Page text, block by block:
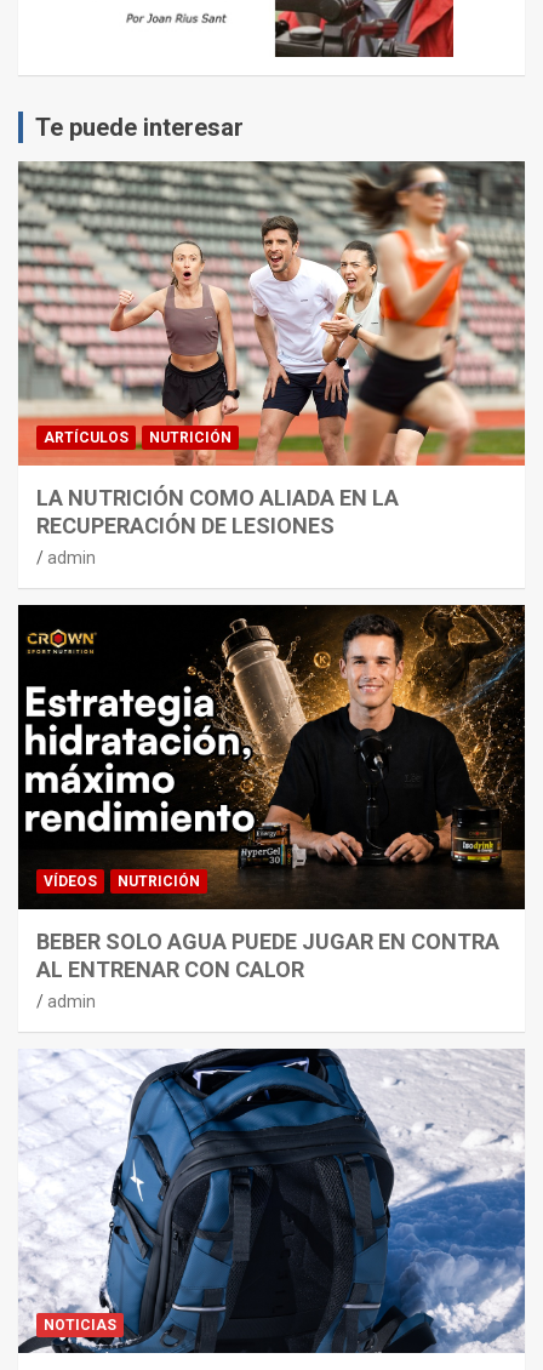
Te puede interesar
ARTÍCULOS NUTRICIÓN
LA NUTRICIÓN COMO ALIADA EN LA
RECUPERACIÓN DE LESIONES
admin
VÍDEOS NUTRICIÓN
BEBER SOLO AGUA PUEDE JUGAR EN CONTRA
AL ENTRENAR CON CALOR
admin
NOTICIAS